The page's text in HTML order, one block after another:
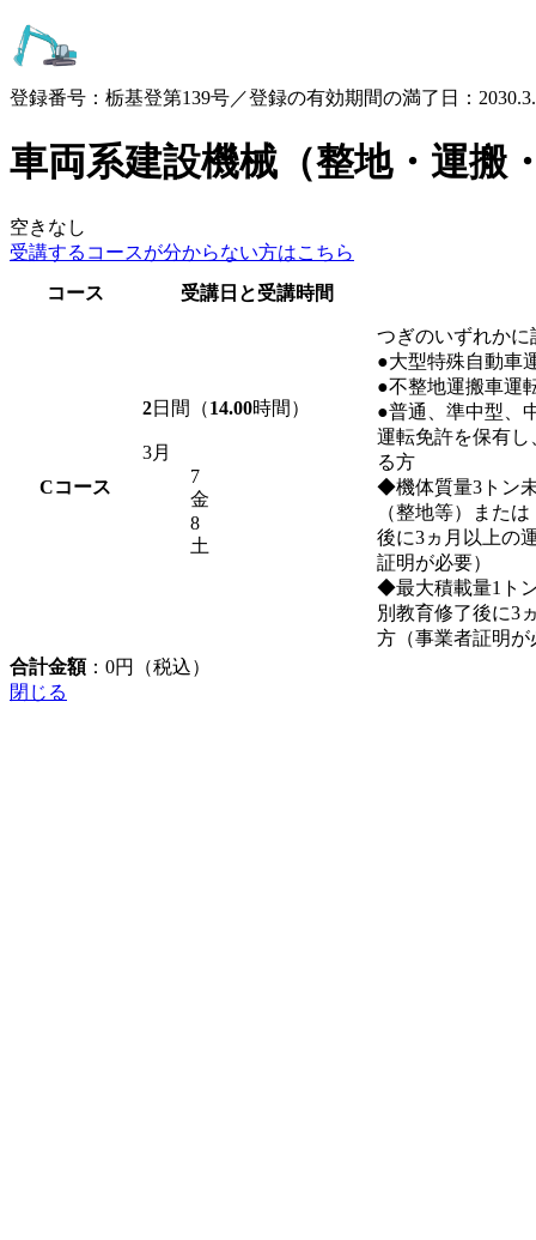
登録番号：栃基登第139号／登録の有効期間の満了日：
車両系建設機械（整地・運搬
空きなし
受講するコースが分からない方はこちら
コース
受講日と受講時間
Cコース
2日間（14.00時間）
3月
7
金
8
土
つぎのいずれかに
●大型特殊自動車
●不整地運搬車運
●普通、準中型、
運転免許を保有
る方
◆機体質量3トン
（整地等）また
後に3ヵ月以上の
証明が必要）
◆最大積載量1ト
別教育修了後に3
方（事業者証明が
合計金額： 0円（税込）
閉じる